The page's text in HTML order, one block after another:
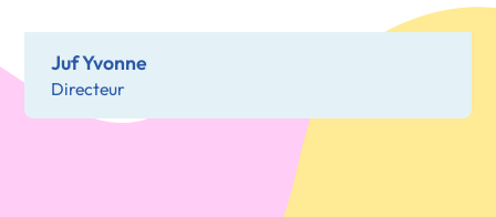
Juf Yvonne
Directeur